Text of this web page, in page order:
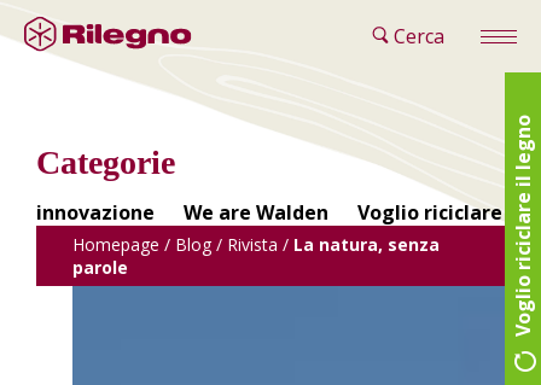
Cerca
Voglio riciclare il legno
Categorie
innovazione We are Walden Voglio riciclare il
Homepage / Blog/ Rivista / La natura, senza
parole